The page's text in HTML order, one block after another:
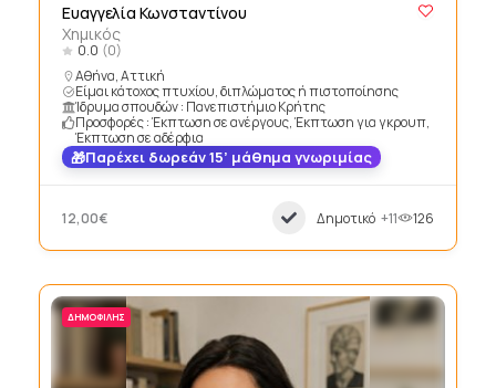
Ευαγγελία Κωνσταντίνου
Χημικός
0.0 (0)
Αθήνα, Αττική
Είμαι κάτοχος πτυχίου, διπλώματος ή πιστοποίησης
Ίδρυμα σπουδών : Πανεπιστήμιο Κρήτης
Προσφορές : Έκπτωση σε ανέργους, Έκπτωση για γκρουπ,
Έκπτωση σε αδέρφια
Παρέχει δωρεάν 15’ μάθημα γνωριμίας
12,00€ Δημοτικό +11 126
ΔΗΜΟΦΙΛΉΣ